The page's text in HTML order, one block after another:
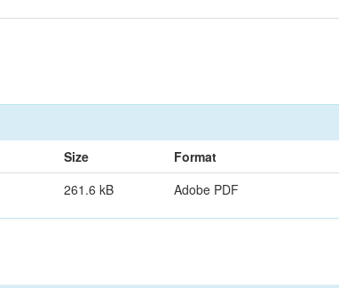
Size
Format
261.6 kB Adobe PDF